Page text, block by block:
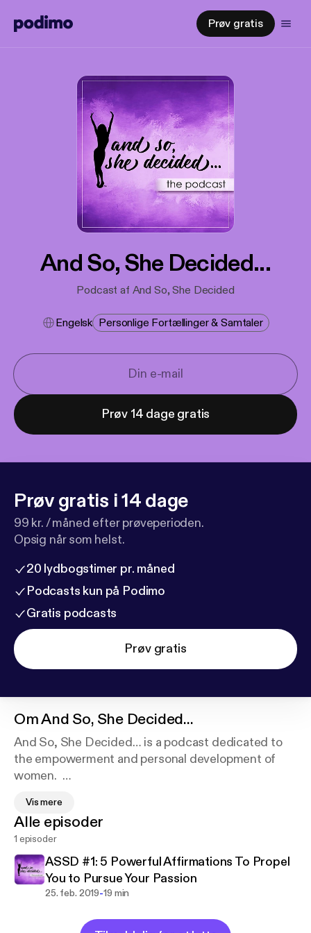
Prøv gratis
And So, She Decided...
Podcast af And So, She Decided
Engelsk Personlige Fortællinger & Samtaler
Prøv 14 dage gratis
Prøv gratis i 14 dage
99 kr. / måned efter prøveperioden.
Opsig når som helst.
20 lydbogstimer pr. måned
Podcasts kun på Podimo
Gratis podcasts
Prøv gratis
OmAnd So, She Decided...
And So, She Decided… is a podcast dedicated to
the empowerment and personal development of
women.
Through sharing personal stories, life hacks, and
lessons from our hosts and other experts,
entrepreneurs, and parents who have taken the leap
to live an unconventional, extraordinary life, we aim
to provide you with the inspiration, clarity, vision,
life of your dreams.
Vis mere
Alle episoder
1 episoder
ASSD #1: 5 Powerful Affirmations To Propel
You to Pursue Your Passion
25. feb. 2019-19 min